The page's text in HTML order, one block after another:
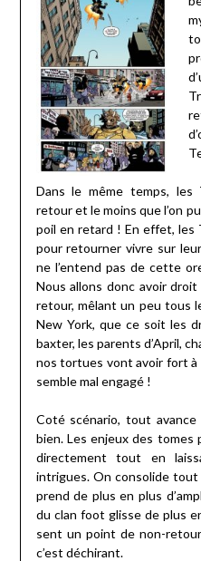
Dans le même temps,
retour et le moins que l’on
poil en retard ! En effet,
pour retourner vivre sur
ne l’entend pas de cette
Nous allons donc avoir
retour, mêlant un peu tous
New York, que ce soit les
baxter, les parents d’April,
nos tortues vont avoir fort
semble mal engagé !
Coté scénario, tout
bien. Les enjeux des
directement tout en
intrigues. On consolide tout
prend de plus en plus
du clan foot glisse de plus
sent un point de non-
c’est déchirant.